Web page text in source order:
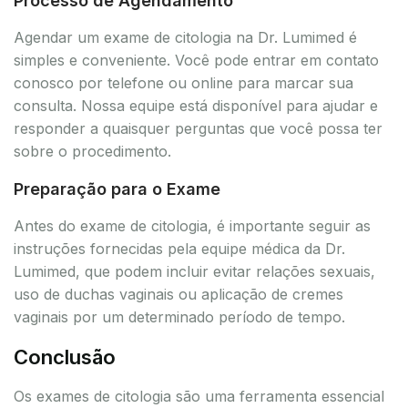
Agendar um exame de citologia na Dr. Lumimed é
simples e conveniente. Você pode entrar em contato
conosco por telefone ou online para marcar sua
consulta. Nossa equipe está disponível para ajudar e
responder a quaisquer perguntas que você possa ter
sobre o procedimento.
Preparação para o Exame
Antes do exame de citologia, é importante seguir as
instruções fornecidas pela equipe médica da Dr.
Lumimed, que podem incluir evitar relações sexuais,
uso de duchas vaginais ou aplicação de cremes
vaginais por um determinado período de tempo.
Conclusão
Os exames de citologia são uma ferramenta essencial